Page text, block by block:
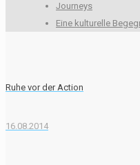
Journeys
Eine kulturelle
Ruhe vor der Action
16.08.2014